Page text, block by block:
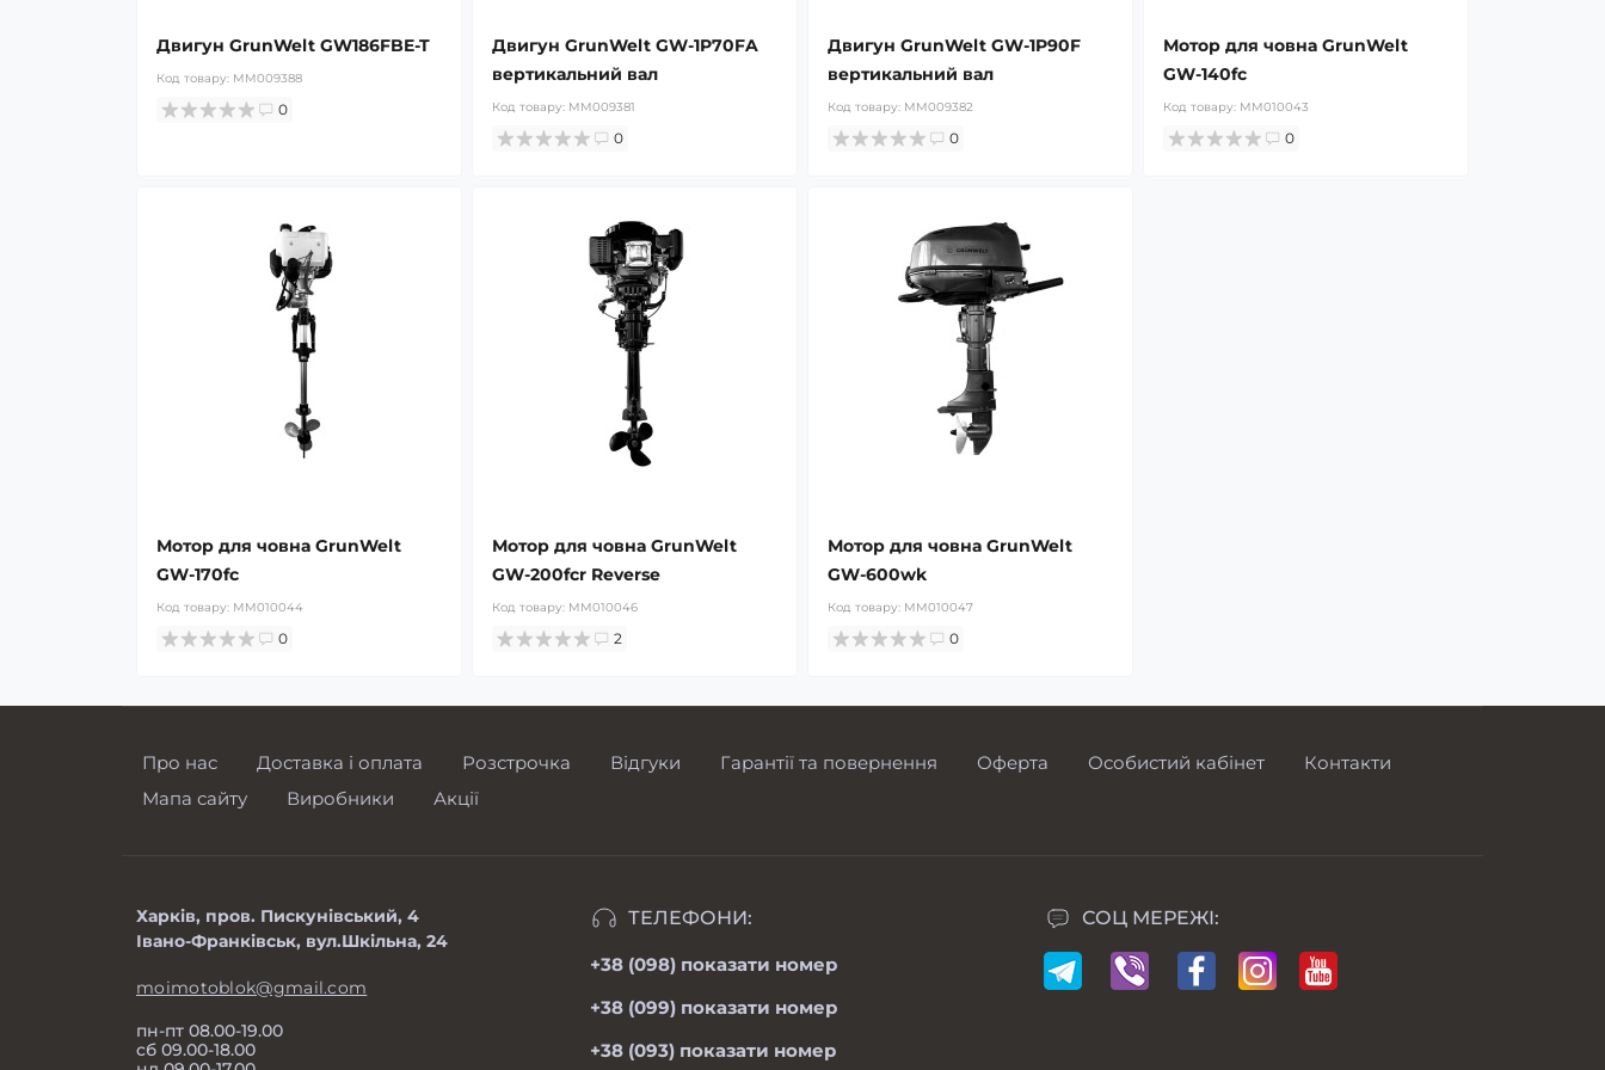
Двигун GrunWelt GW186FBE-T
Код товару: MM009388
0
Двигун GrunWelt GW-1P70FA
вертикальний вал
Код товару: MM009381
0
Двигун GrunWelt GW-1P90F
вертикальний вал
Код товару: MM009382
0
Мотор для човна GrunWelt
GW-140fc
Код товару: MM010043
0
Мотор для човна GrunWelt
GW-170fc
Код товару: MM010044
0
Мотор для човна GrunWelt
GW-200fcr Reverse
Код товару: MM010046
2
Мотор для човна GrunWelt
GW-600wk
Код товару: MM010047
0
Про нас Доставка і оплата Розстрочка Відгуки Гарантії та повернення Оферта Особистий кабінет
Контакти
Мапа сайту
Виробники Акції
Харків, пров. Пискунівський, 4
Івано-Франківськ, вул.Шкільна, 24
moimotoblok@gmail.com
пн-пт 08.00-19.00
сб 09.00-18.00
ТЕЛЕФОНИ:
+38 (098) показати номер
+38 (099) показати номер
+38 (093) показати номер
СОЦ МЕРЕЖІ: